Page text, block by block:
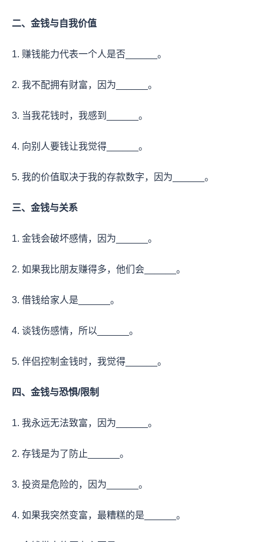
二、金钱与自我价值
1. 赚钱能力代表一个人是否______。
2. 我不配拥有财富，因为______。
3. 当我花钱时，我感到______。
4. 向别人要钱让我觉得______。
5. 我的价值取决于我的存款数字，因为______。
三、金钱与关系
1. 金钱会破坏感情，因为______。
2. 如果我比朋友赚得多，他们会______。
3. 借钱给家人是______。
4. 谈钱伤感情，所以______。
5. 伴侣控制金钱时，我觉得______。
四、金钱与恐惧/限制
1. 我永远无法致富，因为______。
2. 存钱是为了防止______。
3. 投资是危险的，因为______。
4. 如果我突然变富，最糟糕的是______。